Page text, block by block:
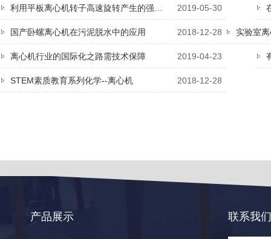
利用平板离心机转子高速旋转产生的强… 2019-05-30
国产卧螺离心机在污泥脱水中的应用 2018-12-28 实验室
离心机行业的国际化之路需技术保障 2019-04-23
STEM素质教育系列化学--离心机 2018-12-28
产品展示 联系我们